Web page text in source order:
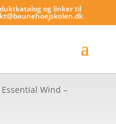
og linker til
Wind –